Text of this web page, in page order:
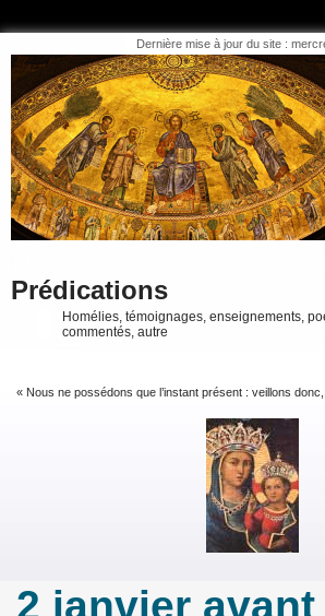
Dernière mise à jour du site :
Prédications
Homélies, témoignages, enseignements,
commentés, autre
« Nous ne possédons que l’instant présent : veillons
2 janvier avant